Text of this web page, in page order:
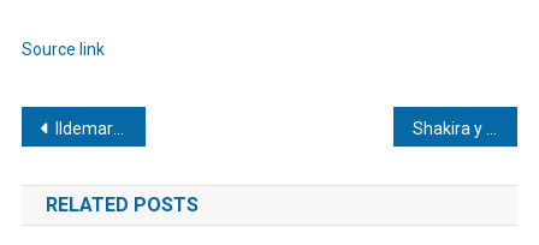
Source link
Navegación
de
entradas
Ildemaro Vargas protagoniza aparatoso choque en la MLB
RELATED POSTS